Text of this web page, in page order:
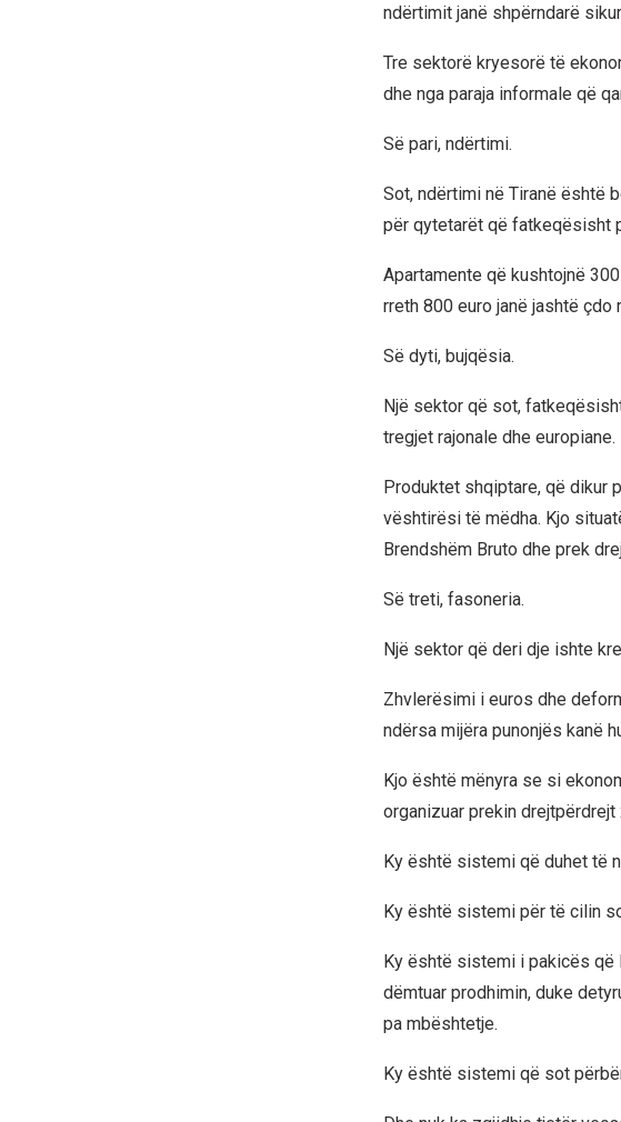
ndërtimit janë shpërndarë
Tre sektorë kryesorë të
dhe nga paraja informale që
Së pari, ndërtimi.
Sot, ndërtimi në Tiranë është
për qytetarët që fatkeqësisht
Apartamente që kushtojnë
rreth 800 euro janë jashtë
Së dyti, bujqësia.
Një sektor që sot,
tregjet rajonale dhe europiane.
Produktet shqiptare, që dikur
vështirësi të mëdha. Kjo
Brendshëm Bruto dhe prek
Së treti, fasoneria.
Një sektor që deri dje ishte
Zhvlerësimi i euros dhe
ndërsa mijëra punonjës kanë
Kjo është mënyra se si
organizuar prekin
Ky është sistemi që duhet të
Ky është sistemi për të cilin
Ky është sistemi i pakicës që
dëmtuar prodhimin, duke
pa mbështetje.
Ky është sistemi që sot